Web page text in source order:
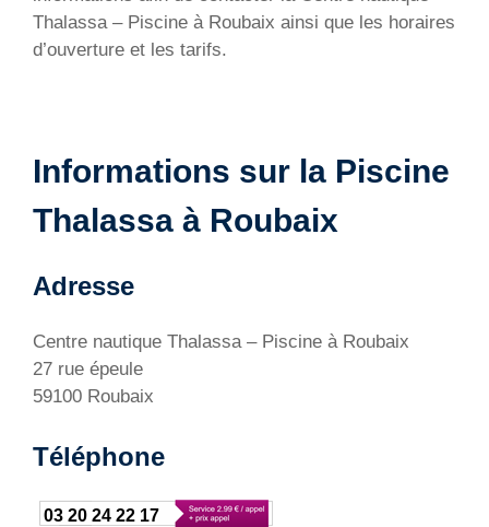
Thalassa – Piscine à Roubaix ainsi que les horaires
d’ouverture et les tarifs.
Informations sur la Piscine
Thalassa à Roubaix
Adresse
Centre nautique Thalassa – Piscine à Roubaix
27 rue épeule
59100 Roubaix
Téléphone
03 20 24 22 17